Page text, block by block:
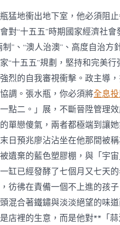
猛地衝出地下室，他必須阻
對“十五五”時期國家經濟社
”、“澳人治澳”、高度自治方
“十五五”規劃，堅持和完美行
烈的自我審視衝擊。政主導
調。張水瓶，你必須將全息
點二。」展，不斷晉陞管理
單戀傻氣，兩者都極端到讓她
日預兆廖沾沾坐在他那間被
遺棄的藍色塑膠棚，與「宇宙
缸已經發酵了七個月又七天的
彷彿在責備一個不上進的孩
混合著鐵鏽與淡淡絕望的味
店裡的生意，而是他對**「